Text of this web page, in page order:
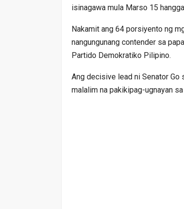
isinagawa mula Marso 15
Nakamit ang 64 porsiyento ng
nangungunang contender sa
Partido Demokratiko Pilipino.
Ang decisive lead ni Senator Go
malalim na pakikipag-ugnayan